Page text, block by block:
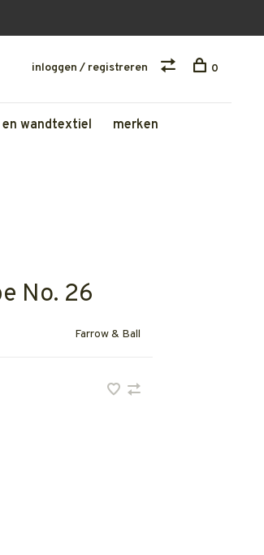
en wandtextiel merken
inloggen / registreren 0
No. 26
Farrow & Ball